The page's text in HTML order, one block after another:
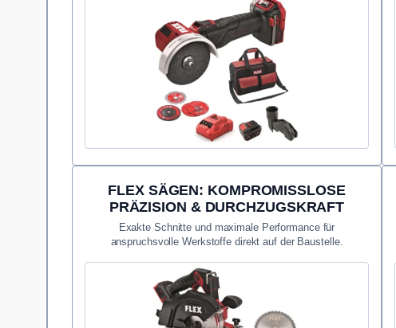
FLEX SÄGEN: KOMPROMISSLOSE
PRÄZISION & DURCHZUGSKRAFT
Exakte Schnitte und maximale Performance für
anspruchsvolle Werkstoffe direkt auf der Baustelle.